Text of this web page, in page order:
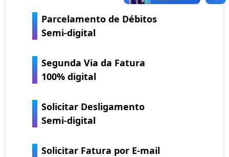
Parcelamento de Débitos
Semi-digital
Segunda Via da Fatura
100% digital
Solicitar Desligamento
Semi-digital
Solicitar Fatura por E-mail